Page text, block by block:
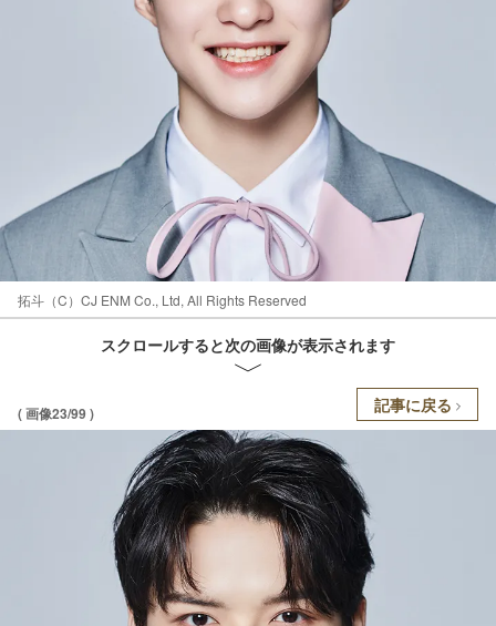
拓斗（C）CJ ENM Co., Ltd, All Rights Reserved
スクロールすると次の画像が表示されます
( 画像23/99 ) 記事に戻る